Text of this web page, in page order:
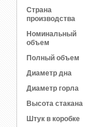
Страна
производства
Номинальный
объем
Полный объем
Диаметр дна
Диаметр горла
Высота стакана
Штук в коробке